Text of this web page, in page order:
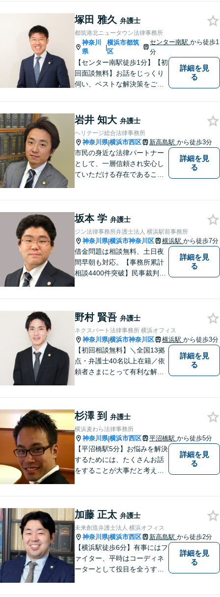
り】負債総額数億円の倒産申
立ての実績あり【完全個室】
【青葉台駅1分】【複数弁護士
在籍】
塚田 雅久 弁護士
都筑港北ニュータウン法律事務所
神奈川
県
|
横浜市都筑
区
センター南駅から徒歩1
分
【センター南駅徒歩1分】【初
回面談無料】お話をじっくり
伺い、ベストな解決策をご一
難解な用語は極力用いずに平
易かつ具体的な説明を心がけ
ていますので、まずは一度お
気軽にご相談頂ければと思い
ます。
詳細を見
る
岩井 知大 弁護士
ヘリテージ総合法律事務所
神奈川県|横浜市西区 新高島駅 から徒歩3分
市民の身近な法律パートナー
として、一層信頼され安心し
ていただける存在であること
詳細を見
る
坂本 学 弁護士
ジン法律事務所弁護士法人 横浜駅前事務所
神奈川県|横浜市神奈川区 横浜駅 から徒歩7分
借金問題は相談無料、土日夜
間早朝も対応。【事務所累計
相談4400件突破】民事裁判／
詳細を見
る
野村 賢吾 弁護士
ネクスパート法律事務所 横浜オフィス
神奈川県|横浜市神奈川区 横浜駅 から徒歩3分
【初回相談無料】＼全国13拠
点・弁護士40名以上在籍／依
頼者さまにとって有利な解決
事件など、ご相談ください
【夜間・休日対応】
詳細を見
る
杉澤 到 弁護士
横浜麦わら法律事務所
神奈川県|横浜市西区 平沼橋駅 から徒歩5分
【平沼橋駅5分】お悩みを解決
するためには、たくさんお話
をすることが大事だと考えて
悩みが無く幸せな将来を、私
と一緒に考えてみませんか。
詳細を見
る
加藤 正太 弁護士
未来創造弁護士法人 横浜オフィス
神奈川県|横浜市西区 新高島駅 から徒歩2分
【横浜駅徒歩6分】有事にはフ
ァイター、平時はコーディネ
ーターとして役目を全うする
詳細を見
る